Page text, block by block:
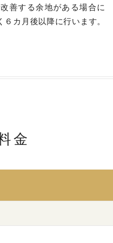
善する余地がある場合に
カ月後以降に行います。
金